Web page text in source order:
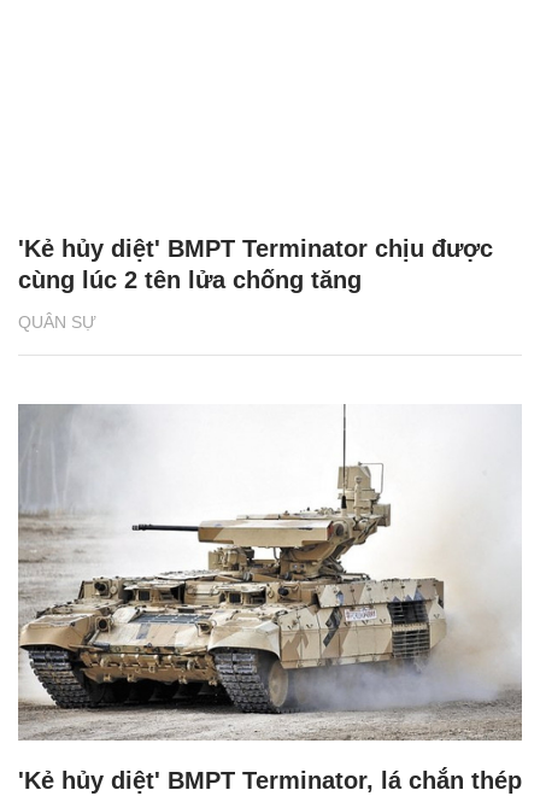
QUÂN SỰ
'Kẻ hủy diệt' BMPT Terminator chịu được
cùng lúc 2 tên lửa chống tăng
'Kẻ hủy diệt' BMPT Terminator, lá chắn thép